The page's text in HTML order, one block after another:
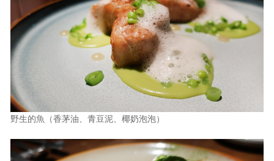
野生的魚（香茅油、青豆泥、椰奶泡泡）